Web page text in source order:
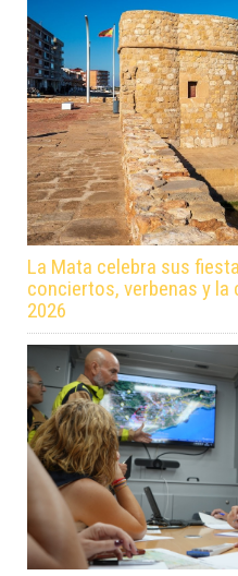
La Mata celebra sus
conciertos, verbenas y la
2026